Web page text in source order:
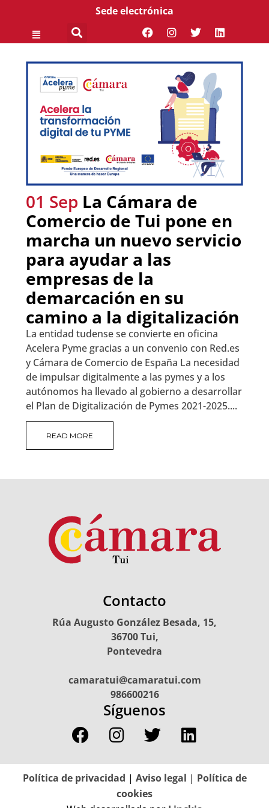
Sede electrónica
01 Sep La Cámara de
Comercio de Tui pone en
marcha un nuevo servicio
para ayudar a las
empresas de la
demarcación en su
camino a la digitalización
La entidad tudense se convierte en oficina
Acelera Pyme gracias a un convenio con Red.es
y Cámara de Comercio de España La necesidad
de impulsar digitalmente a las pymes y a los
autónomos ha llevado al gobierno a desarrollar
el Plan de Digitalización de Pymes 2021-2025....
READ MORE
Contacto
Rúa Augusto González Besada, 15,
36700 Tui,
Pontevedra
camaratui@camaratui.com
986600216
Síguenos
Política de privacidad | Aviso legal | Política de
cookies